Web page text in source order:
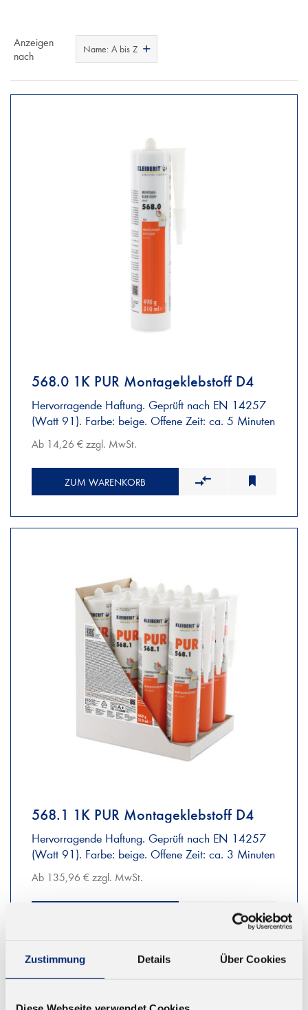
Zustimmung Details Über Cookies
Anzeigen
nach
Name: A bis Z
568.0 1K PUR Montageklebstoff D4
Hervorragende Haftung. Geprüft nach EN 14257
(Watt 91). Farbe: beige. Offene Zeit: ca. 5 Minuten
Ab 14,26 € zzgl. MwSt.
ZUM WARENKORB
568.1 1K PUR Montageklebstoff D4
Hervorragende Haftung. Geprüft nach EN 14257
(Watt 91). Farbe: beige. Offene Zeit: ca. 3 Minuten
Ab 135,96 € zzgl. MwSt.